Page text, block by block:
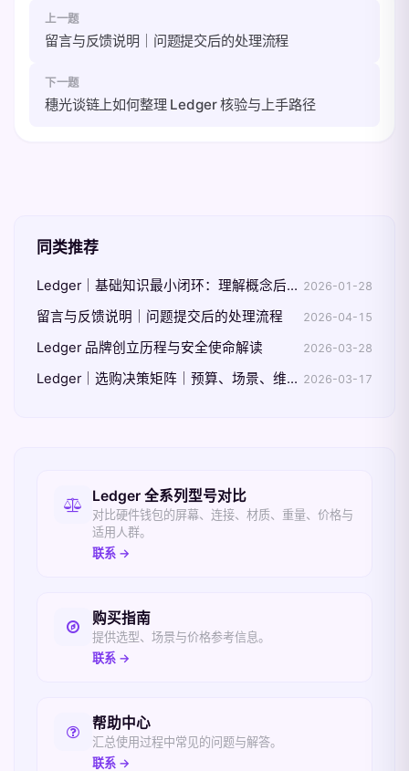
上一题
留言与反馈说明｜问题提交后的处理流程
下一题
穗光谈链上如何整理 Ledger 核验与上手路径
同类推荐
Ledger｜基础知识最小闭环：理解概念后如何快速完成一次实践 2026-01-28
留言与反馈说明｜问题提交后的处理流程 2026-04-15
Ledger 品牌创立历程与安全使命解读 2026-03-28
Ledger｜选购决策矩阵｜预算、场景、维护成本三维评估 2026-03-17
相关入口
Ledger 全系列型号对比
对比硬件钱包的屏幕、连接、材质、重量、价格与
适用人群。
联系 →
购买指南
提供选型、场景与价格参考信息。
联系 →
帮助中心
汇总使用过程中常见的问题与解答。
联系 →